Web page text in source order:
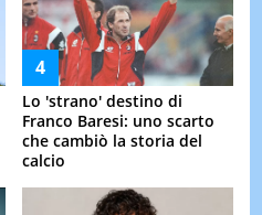
Lo 'strano' destino di
Franco Baresi: uno scarto
che cambiò la storia del
calcio